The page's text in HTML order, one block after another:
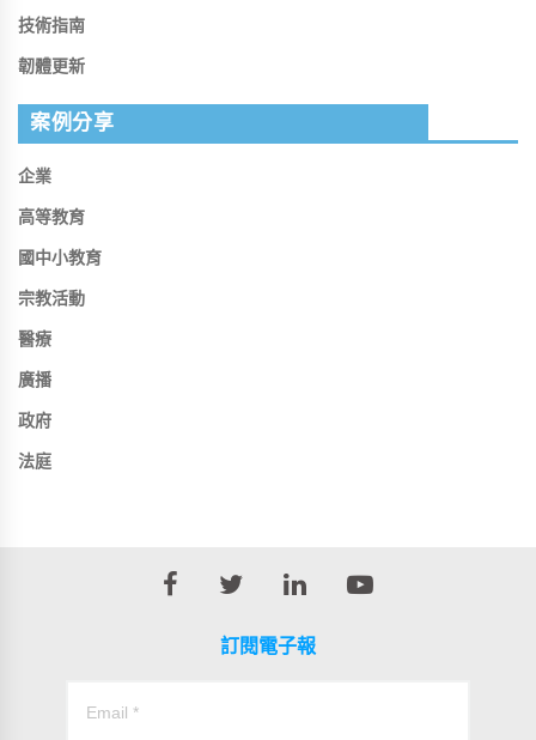
技術指南
韌體更新
案例分享
企業
高等教育
國中小教育
宗教活動
醫療
廣播
政府
法庭
訂閱電子報